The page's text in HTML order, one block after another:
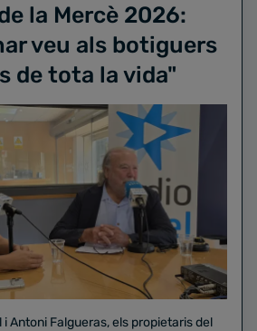
la Mercè 2026:
veu als botiguers
de tota la vida"
Antoni Falgueras, els propietaris del